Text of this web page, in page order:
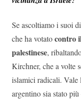
Se ascoltiamo i suoi
che ha votatocontro
palestinese,
Kirchner, che a volte
islamici radicali. Vale
argentino sia stato